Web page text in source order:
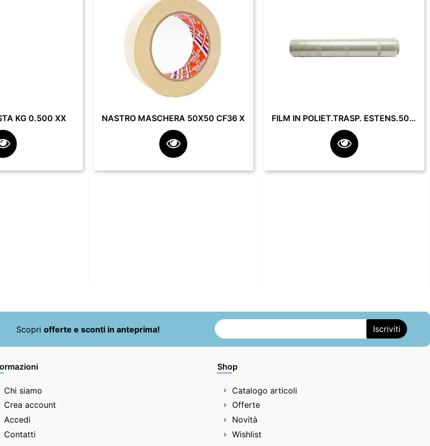
KG 0.500 XX NASTRO MASCHERA 50X50 CF36 X FILM IN POLIET.TRASP. ESTENS.50 CM 23 MY 2.2 KG **
Scopri offerte e sconti in anteprima!
Chi siamo
Crea account
Accedi
Contatti
Shop
Catalogo articoli
Offerte
Novità
Wishlist